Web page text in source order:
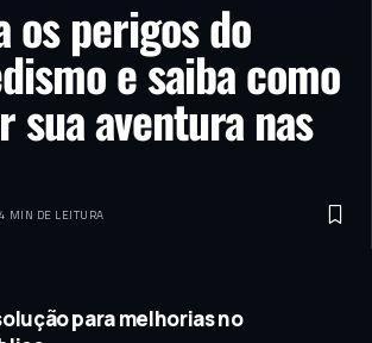
os perigos do
e saiba como
sua aventura nas
MIN DE LEITURA
para melhorias no